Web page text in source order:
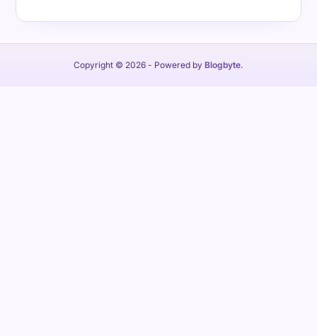
Copyright © 2026 - Powered by Blogbyte.